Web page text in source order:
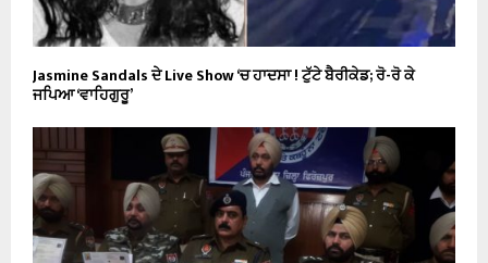
Jasmine Sandals ਦੇ Live Show ‘ਚ ਹਾਦਸਾ ! ਟੁੱਟੇ ਬੈਰੀਕੇਡ; ਰੋ-ਰੋ ਕੇ
ਜਪਿਆ ‘ਵਾਹਿਗੁਰੂ’